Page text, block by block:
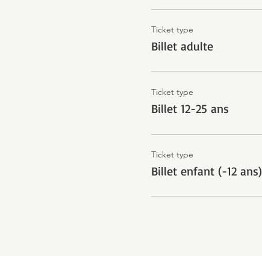
Ticket type
Billet adulte
Ticket type
Billet 12-25 ans
Ticket type
Billet enfant (-12 ans)